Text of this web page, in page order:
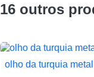
16 outros
 Vista
olho da turquia